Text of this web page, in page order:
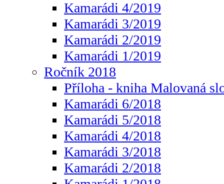
Kamarádi 4/2019
Kamarádi 3/2019
Kamarádi 2/2019
Kamarádi 1/2019
Ročník 2018
Příloha - kniha Malovaná
Kamarádi 6/2018
Kamarádi 5/2018
Kamarádi 4/2018
Kamarádi 3/2018
Kamarádi 2/2018